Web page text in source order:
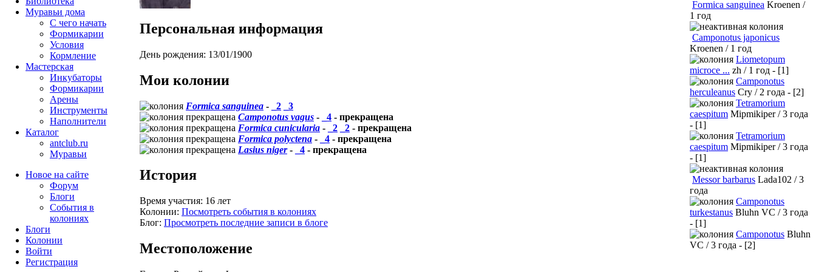
Персональная информация
День рождения: 13/01/1900
Мои колонии
Formica sanguinea - _2
_3
Camponotus vagus - _4 - прекращена
Formica cunicularia - _2 _2 - прекращена
Formica polyctena - _4 - прекращена
Lasius niger- _4 - прекращена
История
Время участия: 16 лет
Колонии: Посмотреть события в колониях
Блог: Просмотреть последние записи в блоге
Местоположение
Муравьи дома
С чего начать
Формикарии
Условия
Кормление
Мастерская
Инкубаторы
Формикарии
Арены
Инструменты
Наполнители
Каталог
antclub.ru
Муравьи
Новое на сайте
Форум
Блоги
События в
колониях
Блоги
Колонии
Войти
Peгиcтpaция
Formica sanguinea Kroenen /
1 год
Camponotus japonicus
Kroenen / 1 год
Liometopum
microce ... zh / 1 год - [1]
Camponotus
herculeanus Cry / 2 года - [2]
Tetramorium
caespitum Mipmikiper / 3 года
- [1]
Tetramorium
caespitum Mipmikiper / 3 года
- [1]
Messor barbarus Lada102 / 3
года
Camponotus
turkestanus Bluhn VC / 3 года
- [1]
Camponotus Bluhn
VC / 3 года - [2]